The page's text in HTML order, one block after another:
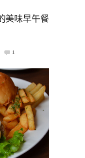
美味早午餐
1